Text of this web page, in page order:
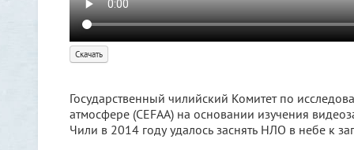
Скачать
Государственный чилийский Комитет по
атмосфере (CEFAA) на основании изучения
Чили в 2014 году удалось заснять НЛО в небе к